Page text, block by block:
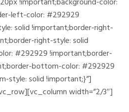
left-color: #292929
solid !important;border-right-
right-style: solid
#292929 !important;border-
bottom-color: #292929
style: solid !important;}”]
width=”2/3″]